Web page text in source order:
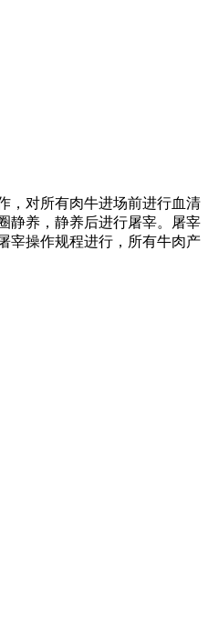
，对所有肉牛进场前进行血清
静养，静养后进行屠宰。屠宰
宰操作规程进行，所有牛肉产